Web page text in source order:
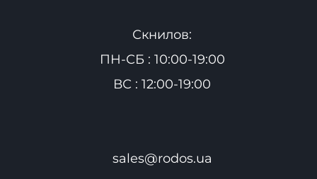
Скнилов:
ПН-СБ : 10:00-19:00
ВС : 12:00-19:00
sales@rodos.ua